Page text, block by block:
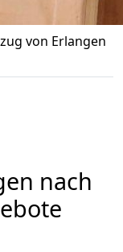
von Erlangen
nach